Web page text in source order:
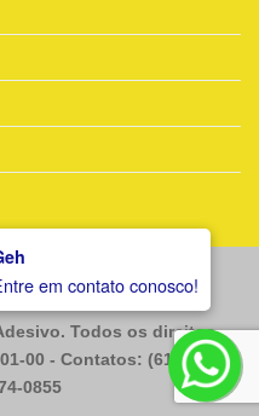
em contato conosco!
Visa
Todos os direitos
00 - Contatos: (61) 98225-
0855